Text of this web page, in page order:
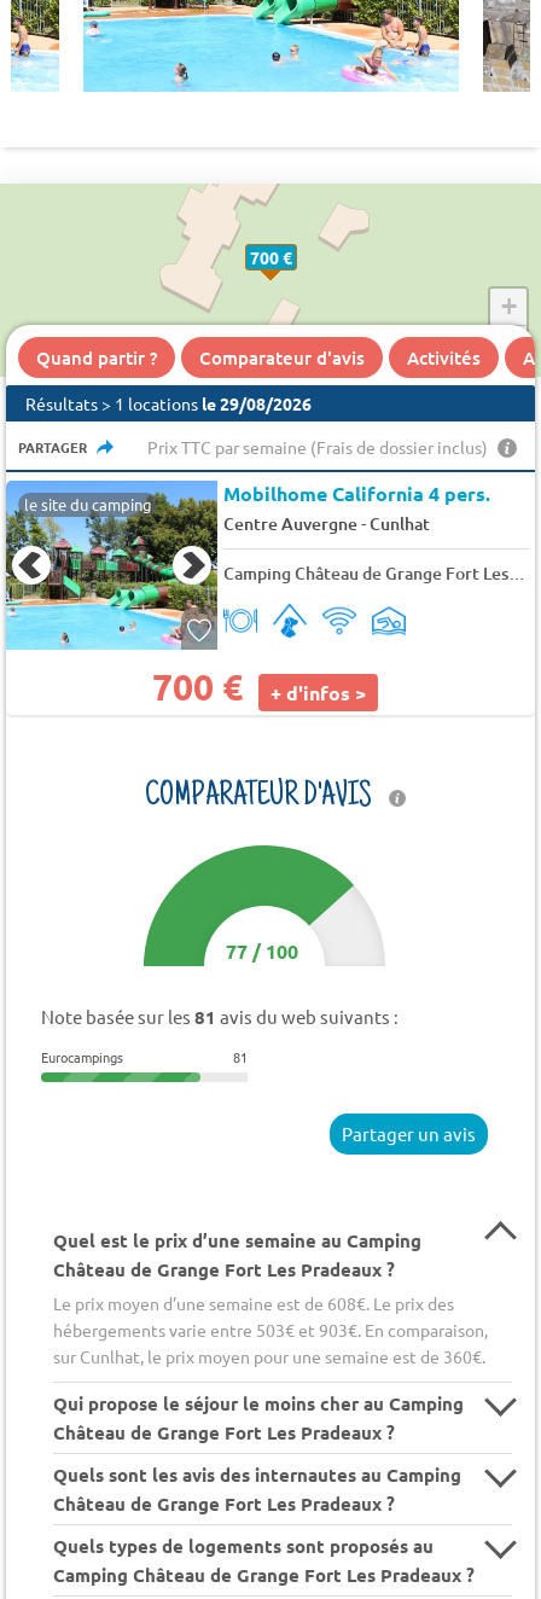
700 €
+
−
Quand partir ? Comparateur d'avis Activités A
Résultats > 1 locations le 29/08/2026
PARTAGER Prix TTC par semaine (Frais de dossier inclus)
le site du camping Mobilhome California 4 pers.
Centre Auvergne-Cunlhat
700 € + d'infos >
COMPARATEUR D'AVIS
77/100
Note basée sur les 81 avis du web suivants :
Eurocampings 81
Partager un avis
Quel est le prix d’une semaine au Camping
Château de Grange Fort Les Pradeaux ?
Le prix moyen d’une semaine est de 608€. Le prix des
hébergements varie entre 503€ et 903€. En comparaison,
sur Cunlhat, le prix moyen pour une semaine est de 360€.
Qui propose le séjour le moins cher au Camping
Château de Grange Fort Les Pradeaux ?
Quels sont les avis des internautes au Camping
Château de Grange Fort Les Pradeaux ?
Quels types de logements sont proposés au
Camping Château de Grange Fort Les Pradeaux ?